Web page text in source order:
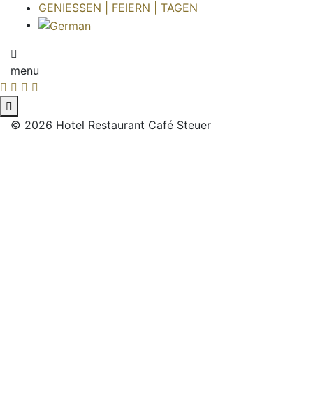
GENIESSEN | FEIERN | TAGEN
menu
© 2026 Hotel Restaurant Café Steuer